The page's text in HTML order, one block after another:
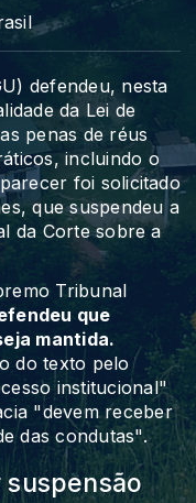
defendeu, nesta
da Lei de
penas de réus
incluindo o
foi solicitado
que suspendeu a
da Corte sobre a
Tribunal
que
mantida.
do texto pelo
institucional"
"devem receber
das condutas".